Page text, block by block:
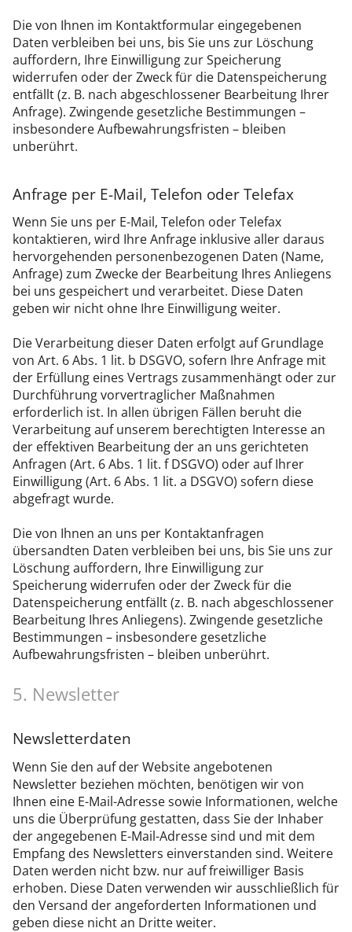
Die von Ihnen im Kontaktformular eingegebenen
Daten verbleiben bei uns, bis Sie uns zur Löschung
auffordern, Ihre Einwilligung zur Speicherung
widerrufen oder der Zweck für die Datenspeicherung
entfällt (z. B. nach abgeschlossener Bearbeitung Ihrer
Anfrage). Zwingende gesetzliche Bestimmungen –
insbesondere Aufbewahrungsfristen – bleiben
unberührt.
Anfrage per E-Mail, Telefon oder Telefax
Wenn Sie uns per E-Mail, Telefon oder Telefax
kontaktieren, wird Ihre Anfrage inklusive aller daraus
hervorgehenden personenbezogenen Daten (Name,
Anfrage) zum Zwecke der Bearbeitung Ihres Anliegens
bei uns gespeichert und verarbeitet. Diese Daten
geben wir nicht ohne Ihre Einwilligung weiter.
Die Verarbeitung dieser Daten erfolgt auf Grundlage
von Art. 6 Abs. 1 lit. b DSGVO, sofern Ihre Anfrage mit
der Erfüllung eines Vertrags zusammenhängt oder zur
Durchführung vorvertraglicher Maßnahmen
erforderlich ist. In allen übrigen Fällen beruht die
Verarbeitung auf unserem berechtigten Interesse an
der effektiven Bearbeitung der an uns gerichteten
Anfragen (Art. 6 Abs. 1 lit. f DSGVO) oder auf Ihrer
Einwilligung (Art. 6 Abs. 1 lit. a DSGVO) sofern diese
abgefragt wurde.
Die von Ihnen an uns per Kontaktanfragen
übersandten Daten verbleiben bei uns, bis Sie uns zur
Löschung auffordern, Ihre Einwilligung zur
Speicherung widerrufen oder der Zweck für die
Datenspeicherung entfällt (z. B. nach abgeschlossener
Bearbeitung Ihres Anliegens). Zwingende gesetzliche
Bestimmungen – insbesondere gesetzliche
Aufbewahrungsfristen – bleiben unberührt.
5. Newsletter
Newsletter­daten
Wenn Sie den auf der Website angebotenen
Newsletter beziehen möchten, benötigen wir von
Ihnen eine E-Mail-Adresse sowie Informationen, welche
uns die Überprüfung gestatten, dass Sie der Inhaber
der angegebenen E-Mail-Adresse sind und mit dem
Empfang des Newsletters einverstanden sind. Weitere
Daten werden nicht bzw. nur auf freiwilliger Basis
erhoben. Diese Daten verwenden wir ausschließlich für
den Versand der angeforderten Informationen und
geben diese nicht an Dritte weiter.